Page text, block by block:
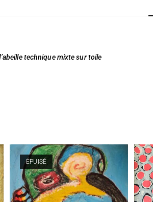
technique mixte sur toile
ÉPUISÉ